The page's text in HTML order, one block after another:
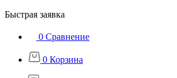
Быстрая заявка
0 Сравнение
0 Корзина